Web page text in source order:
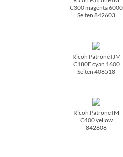
C300 magenta 6000
Seiten 842603
Ricoh Patrone IJM
C180F cyan 1600
Seiten 408518
Ricoh Patrone IM
C400 yellow
842608